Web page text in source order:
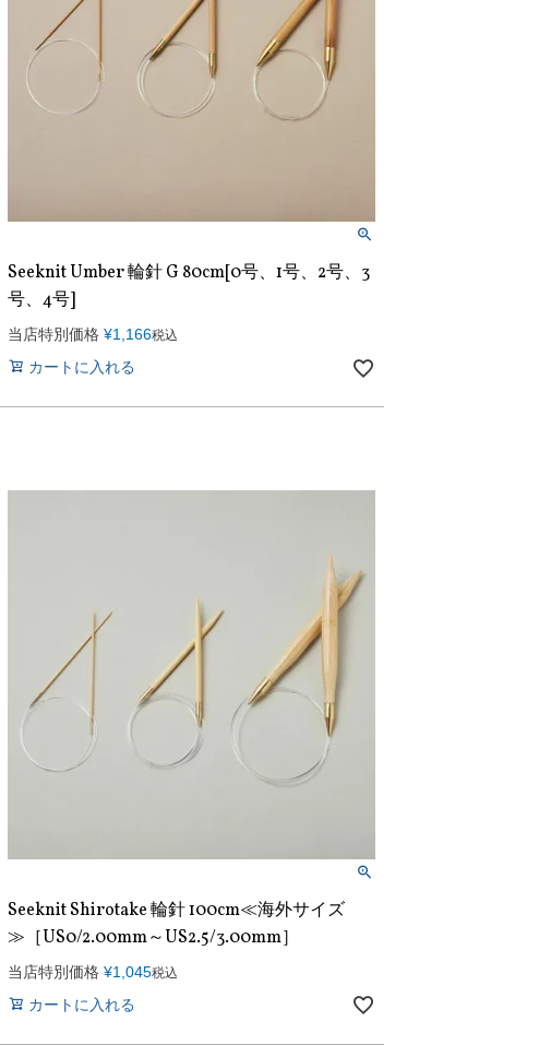
Seeknit Umber 輪針 G 80cm[0号、1号、2号、3
号、4号]
当店特別価格 ¥1,166税込
カートに入れる
Seeknit Shirotake 輪針 100cm≪海外サイズ
≫［US0/2.00mm～US2.5/3.00mm］
当店特別価格 ¥1,045税込
カートに入れる